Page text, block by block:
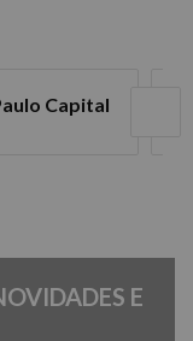
Capital
E